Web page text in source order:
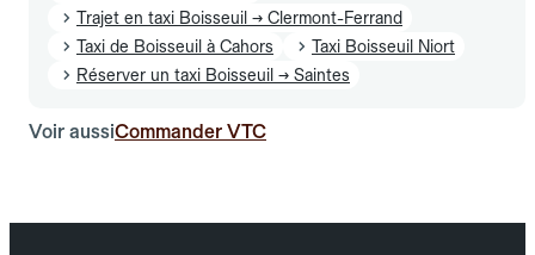
Trajet en taxi Boisseuil → Clermont-Ferrand
Taxi de Boisseuil à Cahors
Taxi Boisseuil Niort
Réserver un taxi Boisseuil → Saintes
Voir aussiCommander VTC